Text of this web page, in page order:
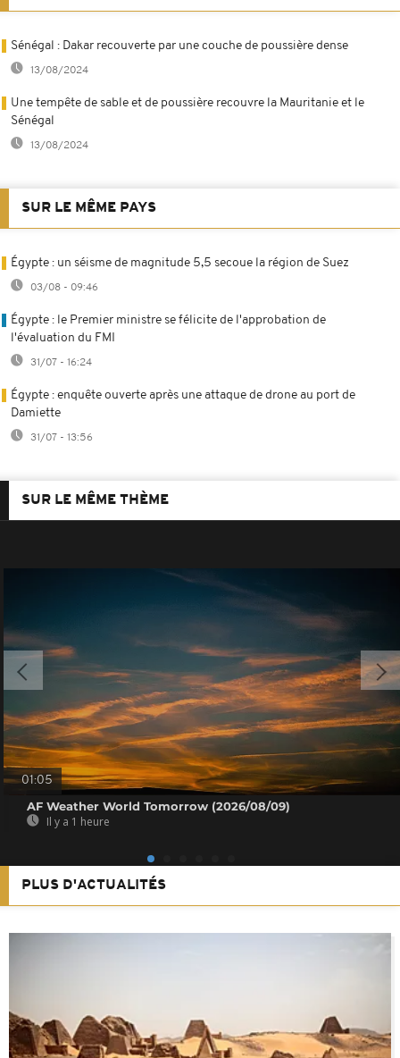
Sénégal : Dakar recouverte par une couche de poussière dense
13/08/2024
Une tempête de sable et de poussière recouvre la Mauritanie et le
Sénégal
13/08/2024
SUR LE MÊME PAYS
Égypte : un séisme de magnitude 5,5 secoue la région de Suez
03/08 - 09:46
Égypte : le Premier ministre se félicite de l'approbation de
l'évaluation du FMI
31/07 - 16:24
Égypte : enquête ouverte après une attaque de drone au port de
Damiette
31/07 - 13:56
SUR LE MÊME THÈME
01:05
AF Weather World Tomorrow (2026/08/09)
Il y a 1 heure
PLUS D'ACTUALITÉS